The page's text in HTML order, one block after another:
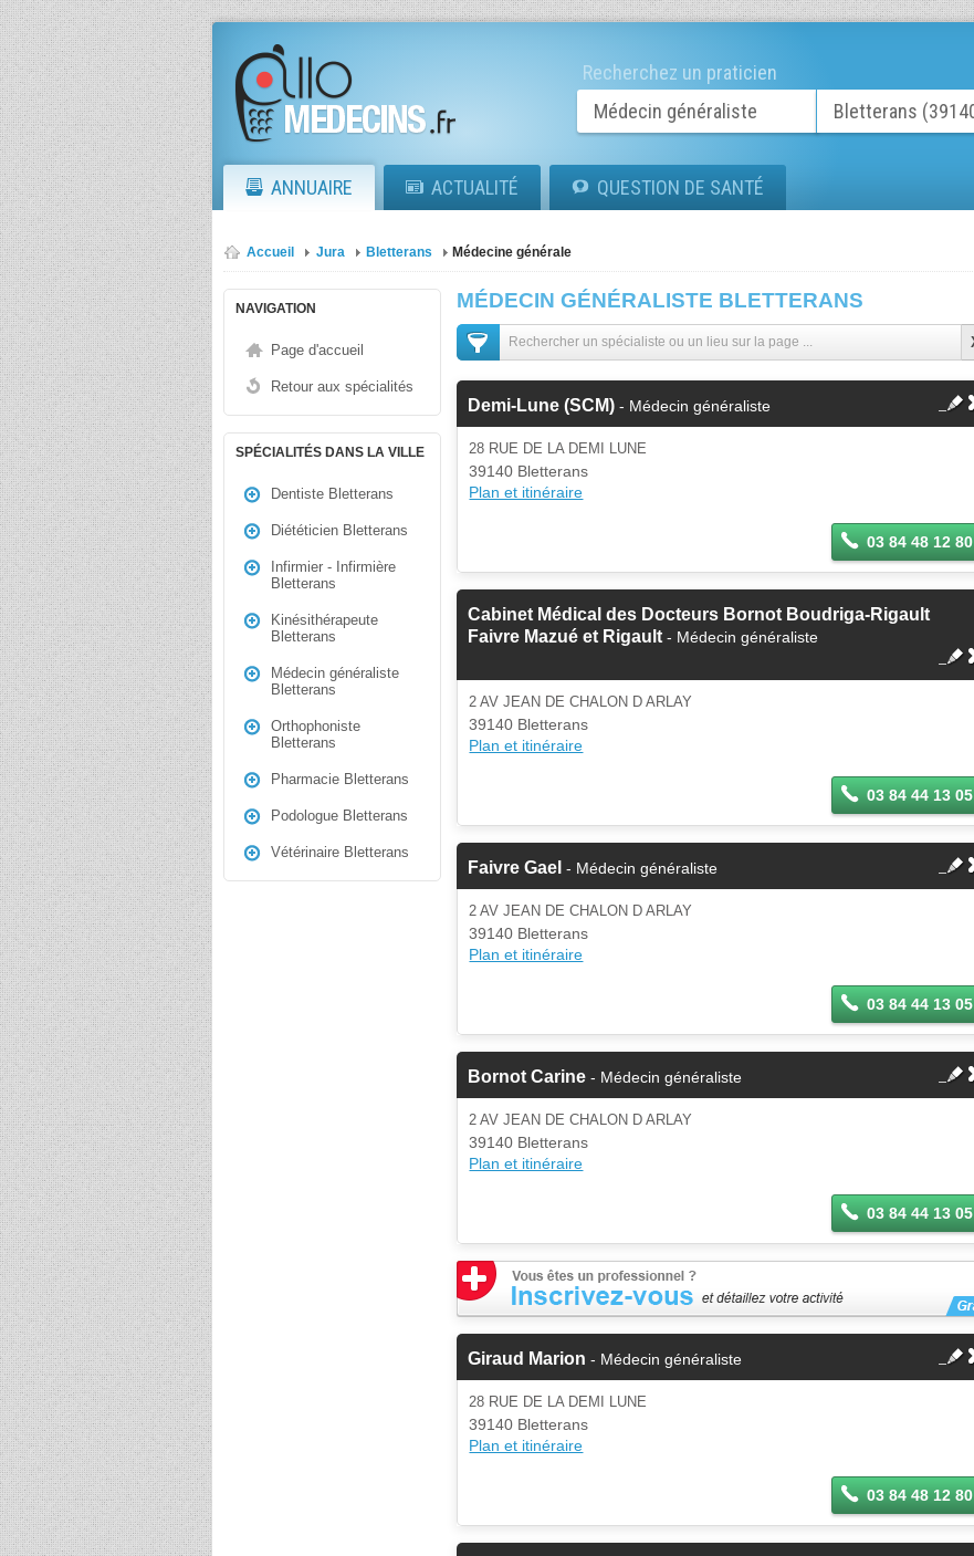
Recherchez un praticien
ANNUAIRE ACTUALITÉ QUESTION DE SANTÉ
Accueil Jura Bletterans Médecine générale
NAVIGATION
Page d'accueil
Retour aux spécialités
SPÉCIALITÉS DANS LA VILLE
Dentiste Bletterans
Diététicien Bletterans
Infirmier - Infirmière
Bletterans
Kinésithérapeute
Bletterans
Médecin généraliste
Bletterans
Orthophoniste
Bletterans
Pharmacie Bletterans
Podologue Bletterans
Vétérinaire Bletterans
MÉDECIN GÉNÉRALISTE BLETTERANS
Demi-Lune (SCM) - Médecin généraliste
28 RUE DE LA DEMI LUNE
39140 Bletterans
Plan et itinéraire
03 84 48 12 80
Cabinet Médical des Docteurs Bornot Boudriga-Rigault
Faivre Mazué et Rigault - Médecin généraliste
2 AV JEAN DE CHALON D ARLAY
39140 Bletterans
Plan et itinéraire
03 84 44 13 05
Faivre Gael - Médecin généraliste
2 AV JEAN DE CHALON D ARLAY
39140 Bletterans
Plan et itinéraire
03 84 44 13 05
Bornot Carine - Médecin généraliste
2 AV JEAN DE CHALON D ARLAY
39140 Bletterans
Plan et itinéraire
03 84 44 13 05
Giraud Marion - Médecin généraliste
28 RUE DE LA DEMI LUNE
39140 Bletterans
Plan et itinéraire
03 84 48 12 80